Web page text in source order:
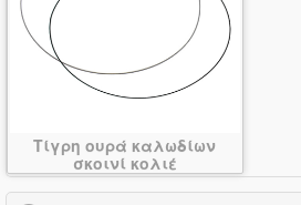
Τίγρη ουρά καλωδίων
σκοινί κολιέ